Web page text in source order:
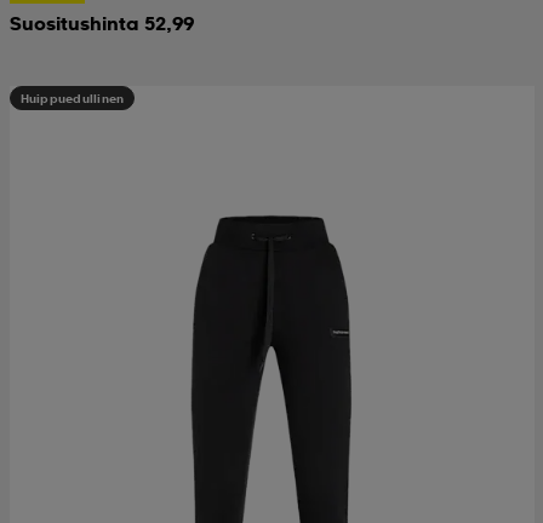
Suositushinta 52,99
Huippuedullinen